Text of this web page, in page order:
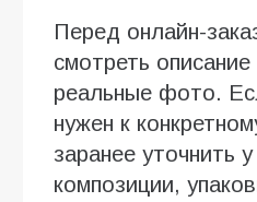
Перед онлайн-
смотреть
реальные фото.
нужен к
заранее уточнить
композиции,